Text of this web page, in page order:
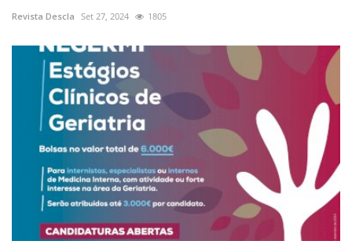
Revista Descla Set 27, 2024 1805